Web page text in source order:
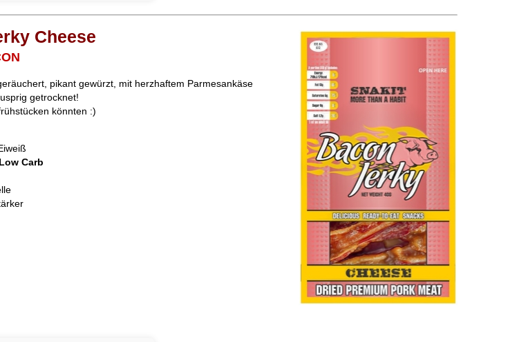
Cheese
pikant gewürzt, mit herzhaftem Parmesankäse
getrocknet!
könnten :)
Low Carb